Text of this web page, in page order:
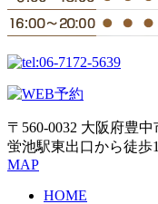
〒560-0032 大阪府豊
蛍池駅東出口から徒
MAP
HOME